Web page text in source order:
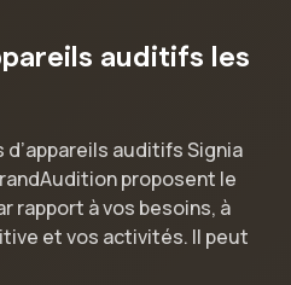
auditifs les
auditifs Signia
proposent le
rapport à vos besoins, à
et vos activités. Il peut